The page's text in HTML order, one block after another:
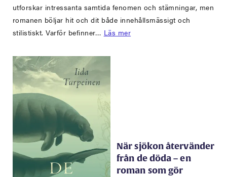
utforskar intressanta samtida fenomen och stämningar, men
romanen böljar hit och dit både innehållsmässigt och
stilistiskt. Varför befinner… Läs mer
När sjökon återvänder
från de döda – en
roman som gör